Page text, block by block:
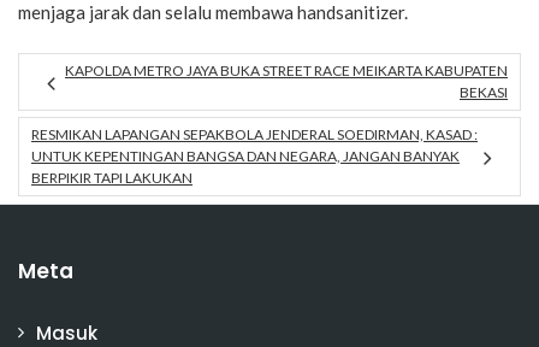
menjaga jarak dan selalu membawa handsanitizer.
KAPOLDA METRO JAYA BUKA STREET RACE MEIKARTA KABUPATEN
BEKASI
RESMIKAN LAPANGAN SEPAKBOLA JENDERAL SOEDIRMAN, KASAD :
UNTUK KEPENTINGAN BANGSA DAN NEGARA, JANGAN BANYAK
BERPIKIR TAPI LAKUKAN
Meta
Masuk